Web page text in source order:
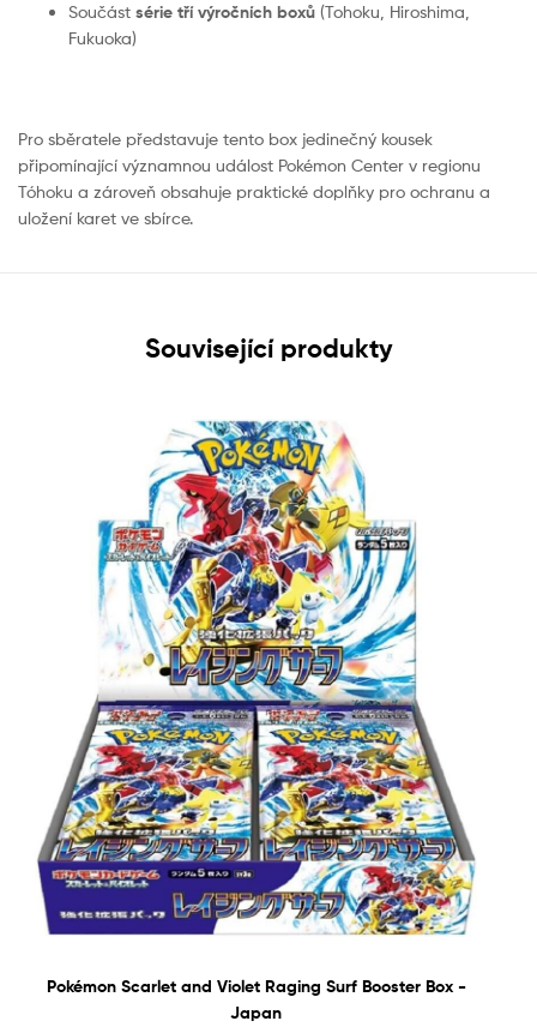
Součást série tří výročních boxů (Tohoku, Hiroshima,
Fukuoka)
Pro sběratele představuje tento box jedinečný kousek
připomínající významnou událost Pokémon Center v regionu
Tóhoku a zároveň obsahuje praktické doplňky pro ochranu a
uložení karet ve sbírce.
Související produkty
Pokémon Scarlet and Violet Raging Surf Booster Box -
Japan